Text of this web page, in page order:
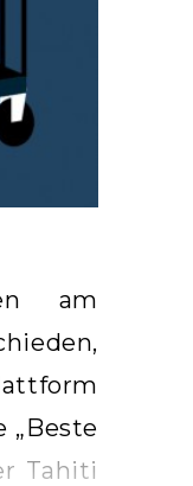
am
„Beste
Tahiti